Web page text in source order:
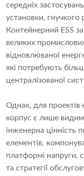
середніх
установки,
Контейнерний ESS
великих
відновлюваної
які потребують
централізованої
Однак, для проектів
корпус є лише
інженерна цінність
елементів,
платформі напруги,
та стратегії